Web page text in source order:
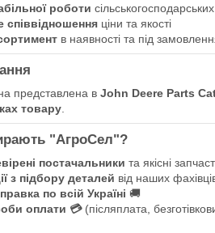
роботи сільськогосподарських
співвідношення ціни та якості
в наявності та під
представлена в John Deere Parts
товару
"АгроСел"?
постачальники та якісні
з підбору деталей від наших
по всій Україні 🚚
оплати 💳(післяплата,